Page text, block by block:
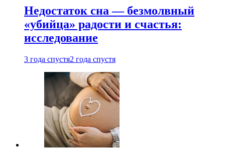
Недостаток сна — безмолвный
«убийца» радости и счастья:
исследование
3 года спустя2 года спустя